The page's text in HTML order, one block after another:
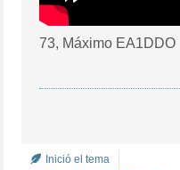
73, Máximo EA1DDO
Inició el tema